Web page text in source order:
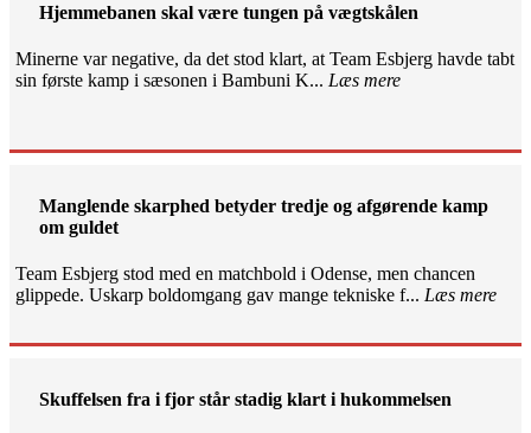
Hjemmebanen skal være tungen på vægtskålen
Minerne var negative, da det stod klart, at Team Esbjerg havde tabt
sin første kamp i sæsonen i Bambuni K... Læs mere
Manglende skarphed betyder tredje og afgørende kamp
om guldet
Team Esbjerg stod med en matchbold i Odense, men chancen
glippede. Uskarp boldomgang gav mange tekniske f... Læs mere
Skuffelsen fra i fjor står stadig klart i hukommelsen